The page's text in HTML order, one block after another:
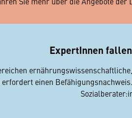
ExpertInnen
einen